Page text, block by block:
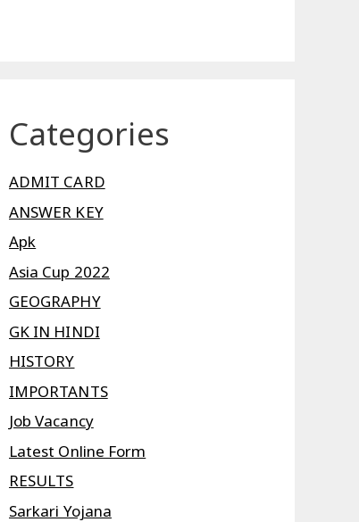
Categories
ADMIT CARD
ANSWER KEY
Apk
Asia Cup 2022
GEOGRAPHY
GK IN HINDI
HISTORY
IMPORTANTS
Job Vacancy
Latest Online Form
RESULTS
Sarkari Yojana